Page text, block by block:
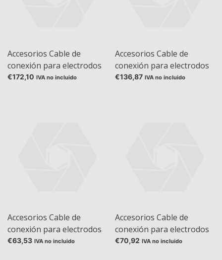
Accesorios Cable de
conexión para electrodos
de pH combinados
€172,10 IVA no incluido
Accesorios Cable de
conexión para electrodos
de pH combinados
€136,87 IVA no incluido
Accesorios Cable de
conexión para electrodos
de pH combinados S7 -
€63,53 IVA no incluido
Accesorios Cable de
conexión para electrodos
de pH combinados S7 -
€70,92 IVA no incluido